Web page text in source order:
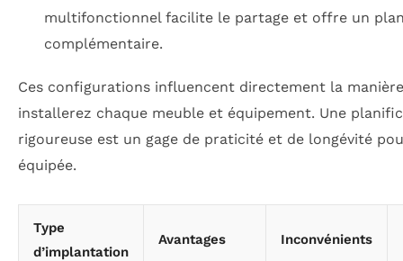
multifonctionnel facilite le partage et offre un
complémentaire.
Ces configurations influencent directement la
installerez chaque meuble et équipement. Une
rigoureuse est un gage de praticité et de longévité
équipée.
Type
d’implantation
Avantages Inconvénients